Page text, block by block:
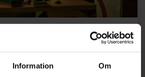
Information Om
sänker ljudnivån på
i legolådorna och matvagnen